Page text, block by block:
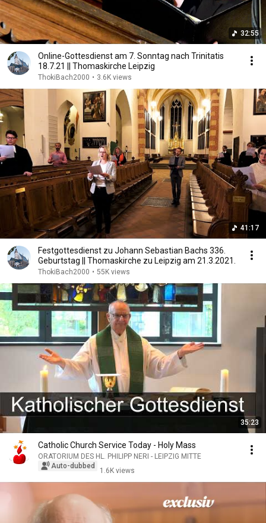
32:55
Online-Gottesdienst am 7. Sonntag nach Trinitatis
18.7.21 || Thomaskirche Leipzig
ThokiBach2000 • 3.6K views
41:17
Festgottesdienst zu Johann Sebastian Bachs 336.
Geburtstag || Thomaskirche zu Leipzig am 21.3.2021.
ThokiBach2000 • 55K views
35:23
Catholic Church Service Today - Holy Mass
ORATORIUM DES HL. PHILIPP NERI - LEIPZIG MITTE
Auto-dubbed
1.6K views